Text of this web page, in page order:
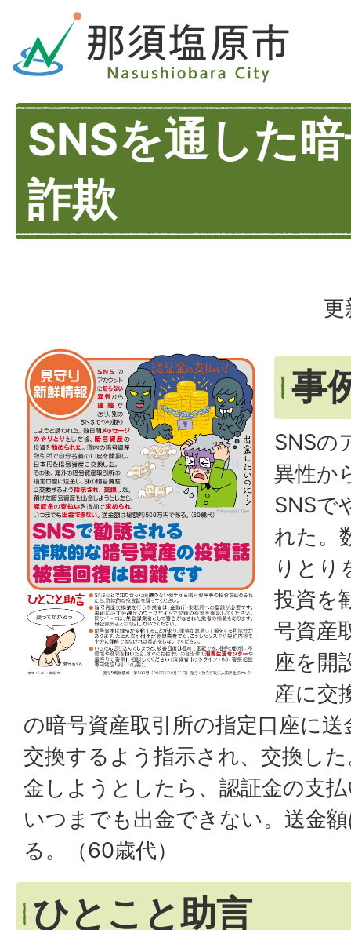
SNSを通した
詐欺
更
事
SNSの
異性か
SNSで
れた。
りとり
投資を
号資産
座を開
産に交
の暗号資産取引所の指定口座に
交換するよう指示され、交換し
金しようとしたら、認証金の支
いつまでも出金できない。送金
る。（60歳代）
ひとこと助言